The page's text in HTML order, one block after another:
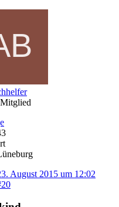
August 2015 um 12:02